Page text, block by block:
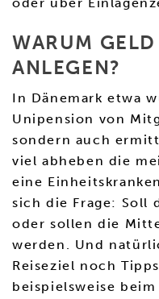
WARUM
ANLEGEN?
In Dänemark etwa
Unipension von
sondern auch
viel abheben die
eine
sich die Frage: Soll
oder sollen die
werden. Und
Reiseziel noch
beispielsweise beim